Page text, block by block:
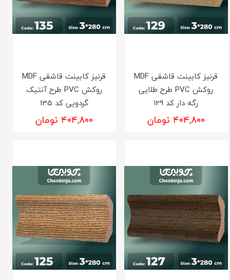
قرنیز کابینت قاشقی MDF
روکش PVC طرح طلایی
رگه دار کد 129
۴۰۴,۸۰۰ تومان
قرنیز کابینت قاشقی MDF
روکش PVC طرح آنتیک
گردویی کد 135
۴۰۴,۸۰۰ تومان